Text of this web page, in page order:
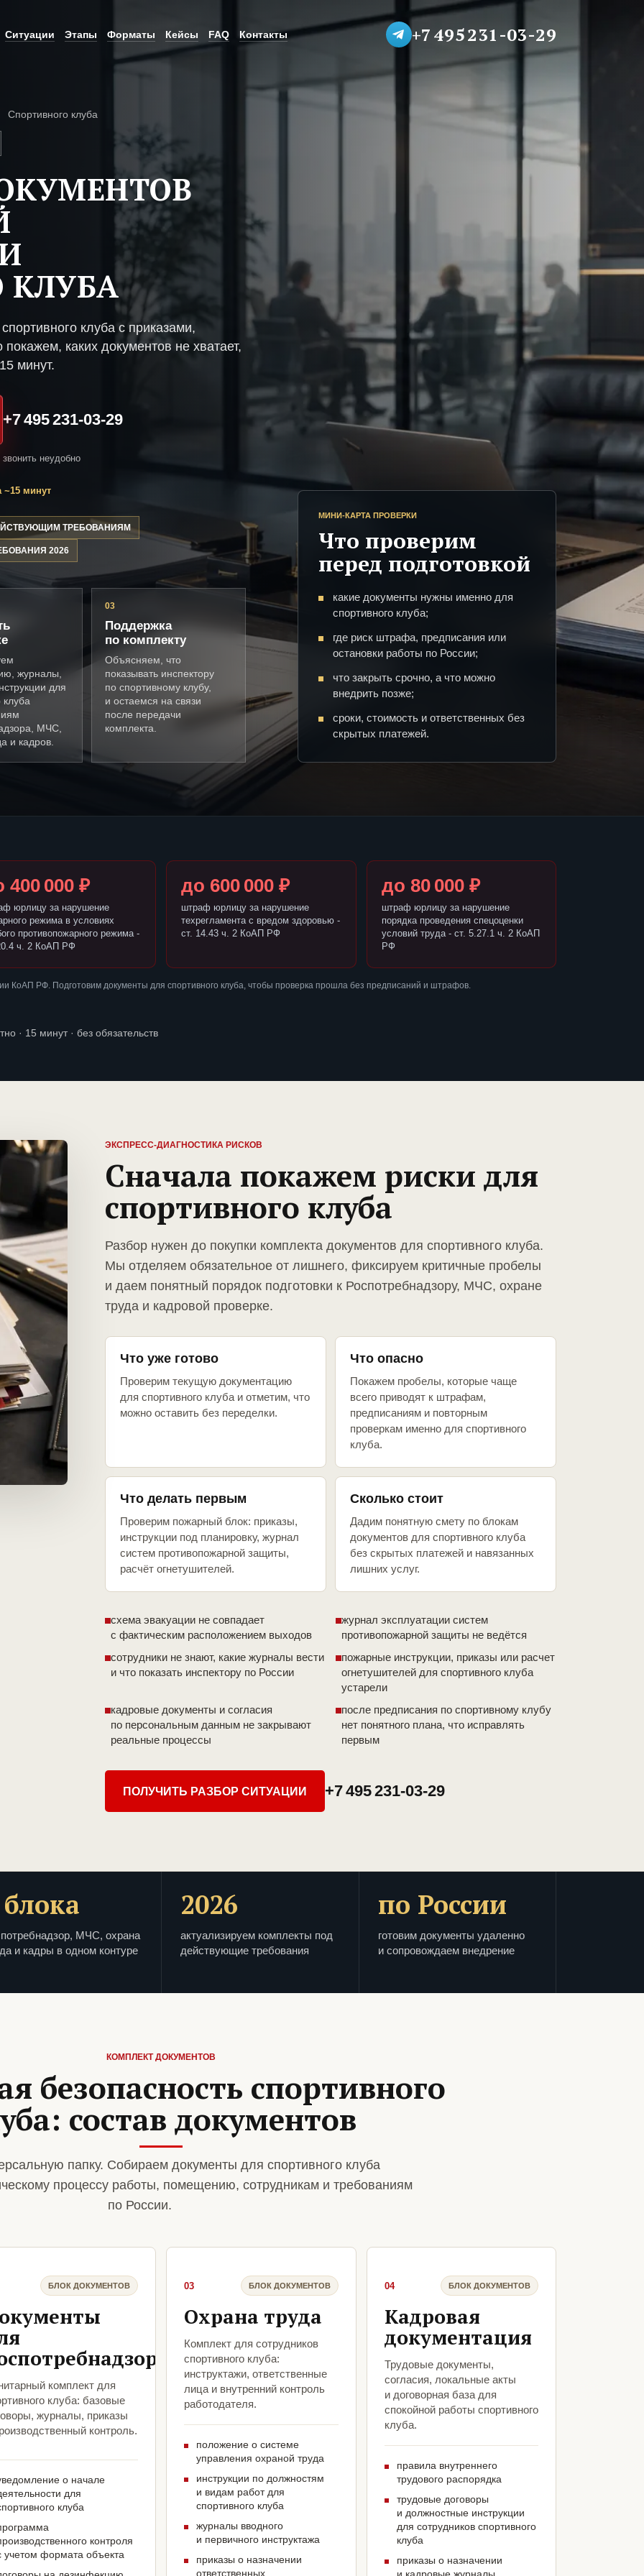
Ситуации Этапы Форматы Кейсы FAQ Контакты +7 495 231-03-29
Спортивного клуба
КЛУБА
клуба с приказами,
каких документов не хватает,
минут.
+7 495 231-03-29
неудобно
~15 минут
ТРЕБОВАНИЯМ
2026
журналы,
для
клуба
МЧС,
и кадров.
03
Поддержка
по комплекту
Объясняем, что
показывать инспектору
по спортивному клубу,
и остаемся на связи
после передачи
комплекта.
МИНИ-КАРТА ПРОВЕРКИ
Что проверим
перед подготовкой
какие документы нужны именно для
спортивного клуба;
где риск штрафа, предписания или
остановки работы по России;
что закрыть срочно, а что можно
внедрить позже;
сроки, стоимость и ответственных без
скрытых платежей.
400 000 ₽
юрлицу за нарушение
режима в условиях
противопожарного режима -
ч. 2 КоАП РФ
до 600 000 ₽
штраф юрлицу за нарушение
техрегламента с вредом здоровью -
ст. 14.43 ч. 2 КоАП РФ
до 80 000 ₽
штраф юрлицу за нарушение
порядка проведения спецоценки
условий труда - ст. 5.27.1 ч. 2 КоАП
РФ
КоАП РФ. Подготовим документы для спортивного клуба, чтобы проверка прошла без предписаний и штрафов.
· 15 минут · без обязательств
ЭКСПРЕСС-ДИАГНОСТИКА РИСКОВ
Сначала покажем риски для
спортивного клуба
Разбор нужен до покупки комплекта документов для спортивного клуба.
Мы отделяем обязательное от лишнего, фиксируем критичные пробелы
и даем понятный порядок подготовки к Роспотребнадзору, МЧС, охране
труда и кадровой проверке.
Что уже готово
Проверим текущую документацию
для спортивного клуба и отметим, что
можно оставить без переделки.
Что опасно
Покажем пробелы, которые чаще
всего приводят к штрафам,
предписаниям и повторным
проверкам именно для спортивного
клуба.
Что делать первым
Проверим пожарный блок: приказы,
инструкции под планировку, журнал
систем противопожарной защиты,
расчёт огнетушителей.
Сколько стоит
Дадим понятную смету по блокам
документов для спортивного клуба
без скрытых платежей и навязанных
лишних услуг.
схема эвакуации не совпадает
с фактическим расположением выходов
журнал эксплуатации систем
противопожарной защиты не ведётся
сотрудники не знают, какие журналы вести
и что показать инспектору по России
пожарные инструкции, приказы или расчет
огнетушителей для спортивного клуба
устарели
кадровые документы и согласия
по персональным данным не закрывают
реальные процессы
после предписания по спортивному клубу
нет понятного плана, что исправлять
первым
ПОЛУЧИТЬ РАЗБОР СИТУАЦИИ +7 495 231-03-29
МЧС, охрана
и кадры в одном контуре
2026
актуализируем комплекты под
действующие требования
по России
готовим документы удаленно
и сопровождаем внедрение
КОМПЛЕКТ ДОКУМЕНТОВ
безопасность спортивного
состав документов
папку. Собираем документы для спортивного клуба
процессу работы, помещению, сотрудникам и требованиям
по России.
БЛОК ДОКУМЕНТОВ
комплект для
клуба: базовые
журналы, приказы
контроль.
о начале
для
клуба
контроля
учетом формата объекта
03 БЛОК ДОКУМЕНТОВ
Охрана труда
Комплект для сотрудников
спортивного клуба:
инструктажи, ответственные
лица и внутренний контроль
работодателя.
положение о системе
управления охраной труда
инструкции по должностям
и видам работ для
спортивного клуба
журналы вводного
и первичного инструктажа
приказы о назначении
ответственных
04 БЛОК ДОКУМЕНТОВ
Кадровая
документация
Трудовые документы,
согласия, локальные акты
и договорная база для
спокойной работы спортивного
клуба.
правила внутреннего
трудового распорядка
трудовые договоры
и должностные инструкции
для сотрудников спортивного
клуба
приказы о назначении